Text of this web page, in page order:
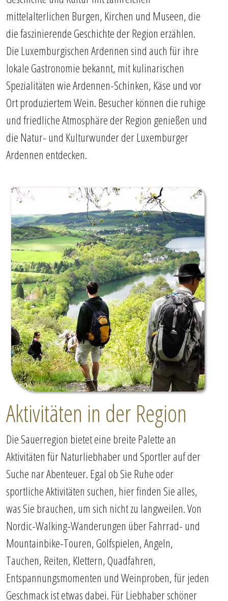
mittelalterlichen Burgen, Kirchen und Museen, die
die faszinierende Geschichte der Region erzählen.
Die Luxemburgischen Ardennen sind auch für ihre
lokale Gastronomie bekannt, mit kulinarischen
Spezialitäten wie Ardennen-Schinken, Käse und vor
Ort produziertem Wein. Besucher können die ruhige
und friedliche Atmosphäre der Region genießen und
die Natur- und Kulturwunder der Luxemburger
Ardennen entdecken.
Aktivitäten in der Region
Die Sauerregion bietet eine breite Palette an
Aktivitäten für Naturliebhaber und Sportler auf der
Suche nar Abenteuer. Egal ob Sie Ruhe oder
sportliche Aktivitäten suchen, hier finden Sie alles,
was Sie brauchen, um sich nicht zu langweilen. Von
Nordic-Walking-Wanderungen über Fahrrad- und
Mountainbike-Touren, Golfspielen, Angeln,
Tauchen, Reiten, Klettern, Quadfahren,
Entspannungsmomenten und Weinproben, für jeden
Geschmack ist etwas dabei. Für Liebhaber schöner